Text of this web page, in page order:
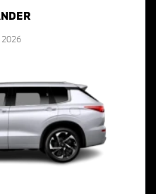
2026
A OFERTA